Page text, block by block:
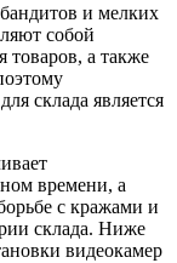
и мелких
собой
а также
склада является
времени, а
с кражами и
склада. Ниже
видеокамер